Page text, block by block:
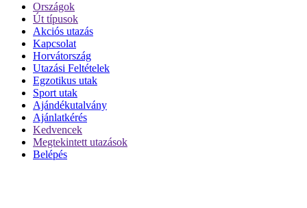
Országok
Út típusok
Akciós utazás
Kapcsolat
Horvátország
Utazási Feltételek
Egzotikus utak
Sport utak
Ajándékutalvány
Ajánlatkérés
Kedvencek
Megtekintett utazások
Belépés